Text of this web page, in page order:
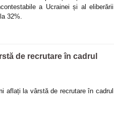
a Ucrainei și al eliberării
32%.
de recrutare în cadrul
aflați la vârstă de recrutare în cadrul